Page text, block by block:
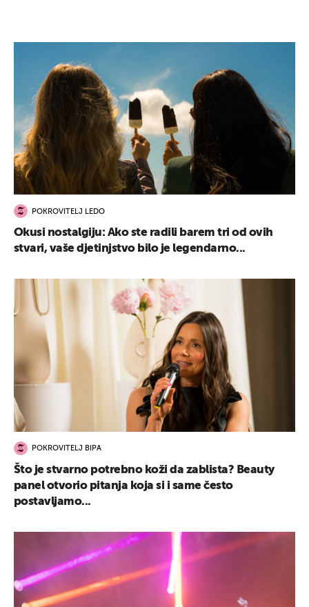
POKROVITELJ LEDO
Okusi nostalgiju: Ako ste radili barem tri od ovih
stvari, vaše djetinjstvo bilo je legendarno...
POKROVITELJ BIPA
Što je stvarno potrebno koži da zablista? Beauty
panel otvorio pitanja koja si i same često
postavljamo...